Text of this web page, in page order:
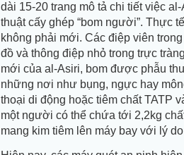
dài 15-20 trang mô tả chi tiết việc
thuật cấy ghép “bom người”. Thực
không phải mới. Các điệp viên
đồ và thông điệp nhỏ trong trực
mới của al-Asiri, bom được phẫu
những nơi như bụng, ngực hay
thoại di động hoặc tiêm chất TATP
một người có thể chứa tới 2,2kg
mang kim tiêm lên máy bay với lý